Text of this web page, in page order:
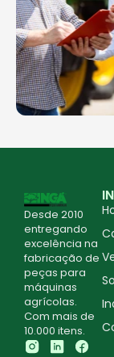
Desde 2010
entregando
excelência na
fabricação de
peças para
máquinas
agrícolas.
Com mais de
10.000 itens.